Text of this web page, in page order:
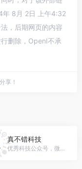
年 8月 2日 上午4:32
，后期网页的内容
删除，OpenI不承
享！
真不错科技
优秀科技公众号，微信号：GXZY616